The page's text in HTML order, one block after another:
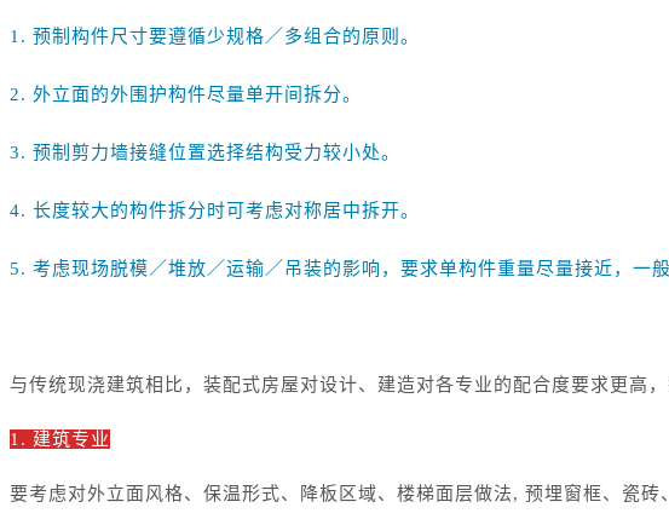
1. 预制构件尺寸要遵循少规格／多组合的原则。
2. 外立面的外围护构件尽量单开间拆分。
3. 预制剪力墙接缝位置选择结构受力较小处。
4. 长度较大的构件拆分时可考虑对称居中拆开。
5. 考虑现场脱模／堆放／运输／吊装的影响，要求单构件重量尽量接近，一
与传统现浇建筑相比，装配式房屋对设计、建造对各专业的配合度要求更高
1. 建筑专业
要考虑对外立面风格、保温形式、降板区域、楼梯面层做法, 预埋窗框、瓷砖